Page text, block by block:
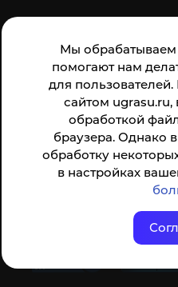
Мы
помогают нам
для
сайтом ugrasu.ru,
обработкой
браузера. Однако
обработку
в настройках
Анкета доступна по
© ФГБОУ ВО